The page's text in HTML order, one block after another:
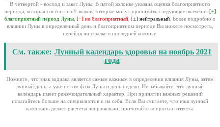
В четвертой - восход и закат Луны. В пятой колонке указана оценка благоприятного
периода, которая состоит из 4 знаков, которые могут принимать следующие значения:[+]
благоприятный период Луны [−] не благоприятный [±] нейтральный . Более подробно о
влиянии Луны в определенный день и благоприятном периоде Вы можете посмотреть,
перейдя по ссылке в последней колонке.
См. также: Лунный календарь здоровья на ноябрь 2021
года
Помните, что знак зодиака является самым важным в определении влияния Луны, затем
лунный день, а уже потом фаза Луны и день недели. Не забывайте, что лунный
календарь имеет рекомендательный характер. При принятии важных решений
полагайтесь больше на специалистов и на себя. Если Вы считаете, что наш лунный
календарь делает расчеты неправильно, прочитайте вопросы и ответы.